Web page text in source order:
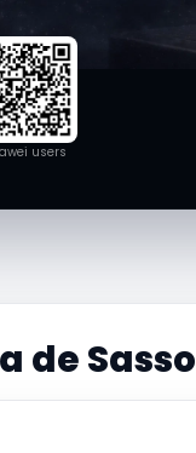
users
de